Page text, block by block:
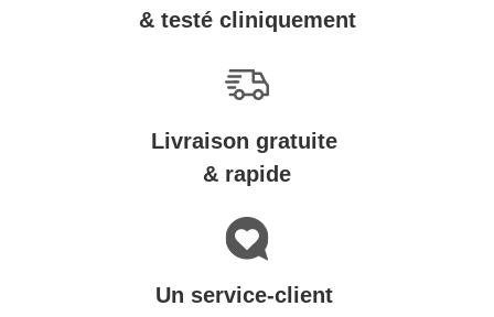
& testé cliniquement
Livraison gratuite
& rapide
Un service-client